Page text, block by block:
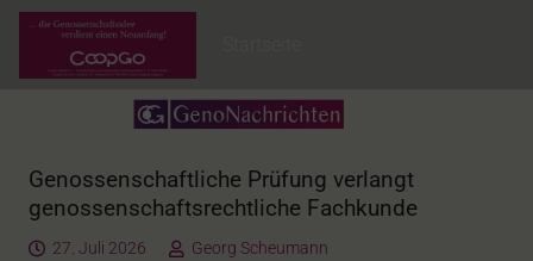
Genossenschaftliche Prüfung verlangt
genossenschaftsrechtliche Fachkunde
27. Juli 2026
Georg Scheumann